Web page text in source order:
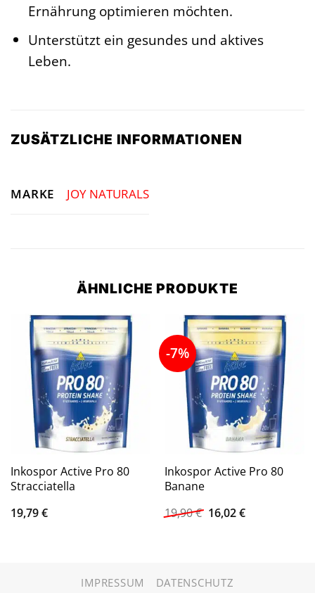
Ernährung optimieren möchten.
Unterstützt ein gesundes und aktives
Leben.
ZUSÄTZLICHE INFORMATIONEN
MARKE JOY NATURALS
ÄHNLICHE PRODUKTE
Inkospor Active Pro 80
Stracciatella
19,79€
-7%
Inkospor Active Pro 80
Banane
19,90€ Ursprünglicher
Preis
16,02€Aktueller
IMPRESSUM DATENSCHUTZ